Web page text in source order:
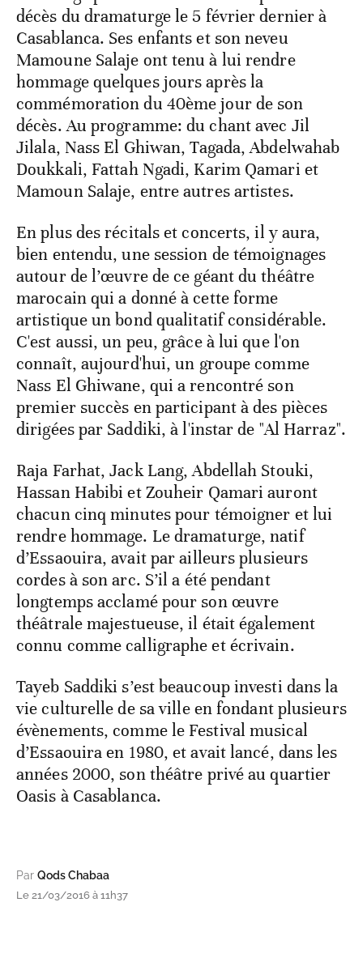
décès du dramaturge le 5 février dernier à
Casablanca. Ses enfants et son neveu
Mamoune Salaje ont tenu à lui rendre
hommage quelques jours après la
commémoration du 40ème jour de son
décès. Au programme: du chant avec Jil
Jilala, Nass El Ghiwan, Tagada, Abdelwahab
Doukkali, Fattah Ngadi, Karim Qamari et
Mamoun Salaje, entre autres artistes.
En plus des récitals et concerts, il y aura,
bien entendu, une session de témoignages
autour de l’œuvre de ce géant du théâtre
marocain qui a donné à cette forme
artistique un bond qualitatif considérable.
C'est aussi, un peu, grâce à lui que l'on
connaît, aujourd'hui, un groupe comme
Nass El Ghiwane, qui a rencontré son
premier succès en participant à des pièces
dirigées par Saddiki, à l'instar de "Al Harraz".
Raja Farhat, Jack Lang, Abdellah Stouki,
Hassan Habibi et Zouheir Qamari auront
chacun cinq minutes pour témoigner et lui
rendre hommage. Le dramaturge, natif
d’Essaouira, avait par ailleurs plusieurs
cordes à son arc. S’il a été pendant
longtemps acclamé pour son œuvre
théâtrale majestueuse, il était également
connu comme calligraphe et écrivain.
Tayeb Saddiki s’est beaucoup investi dans la
vie culturelle de sa ville en fondant plusieurs
évènements, comme le Festival musical
d’Essaouira en 1980, et avait lancé, dans les
années 2000, son théâtre privé au quartier
Oasis à Casablanca.
Par Qods Chabaa
Le 21/03/2016 à 11h37